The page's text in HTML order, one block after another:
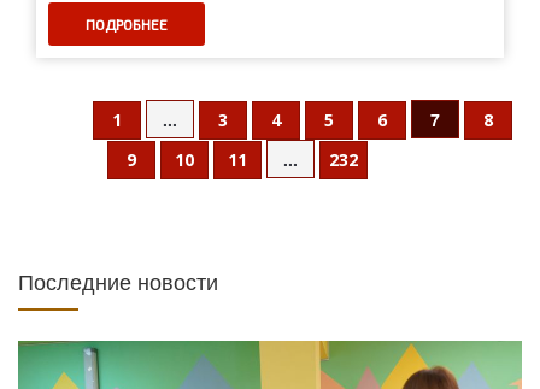
ПОДРОБНЕЕ
1 ... 3 4 5 6 7
8
9
10 11 ... 232
Последние новости